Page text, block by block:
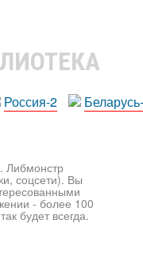
Россия-2
Либмонстр
соцсети). Вы
- более 100
будет всегда.